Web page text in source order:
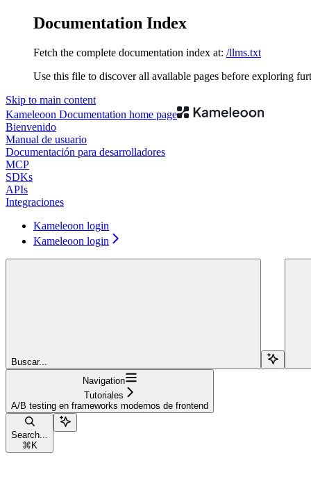
Documentation Index
Fetch the complete documentation index at: /llms.txt
Use this file to discover all available pages before exploring
Skip to main content
Kameleoon Documentation home page
Bienvenido
Manual de usuario
Documentación para desarrolladores
MCP
SDKs
APIs
Integraciones
Kameleoon login
Kameleoon login
Buscar...
Navigation
Tutoriales
A/B testing en frameworks modernos de frontend
Search...
⌘ K